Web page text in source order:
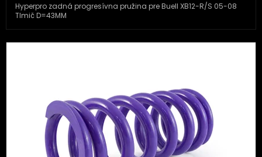
Hyperpro zadná progresívna pružina pre Buell XB12-R/S 05-08
Tlmič D=43MM